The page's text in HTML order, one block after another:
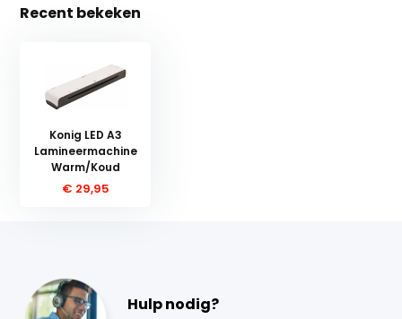
Recent bekeken
Konig LED A3
Lamineermachine
Warm/Koud
€ 29,95
Hulp nodig?